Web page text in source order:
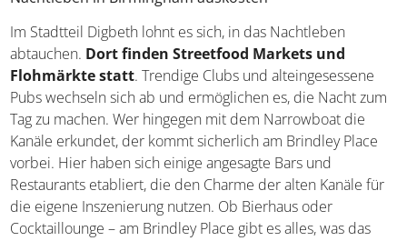
Im Stadtteil Digbeth lohnt es sich, in das Nachtleben
abtauchen. Dort finden Streetfood Markets und
Flohmärkte statt. Trendige Clubs und alteingesessene
Pubs wechseln sich ab und ermöglichen es, die Nacht
zum Tag zu machen. Wer hingegen mit dem Narrowboat
die Kanäle erkundet, der kommt sicherlich am Brindley
Place vorbei. Hier haben sich einige angesagte Bars und
Restaurants etabliert, die den Charme der alten Kanäle
für die eigene Inszenierung nutzen. Ob Bierhaus oder
Cocktaillounge – am Brindley Place gibt es alles, was das
Herz am Abend begehrt.